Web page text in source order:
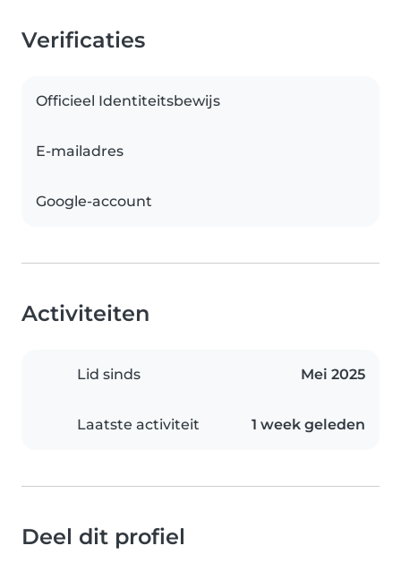
Verificaties
Officieel Identiteitsbewijs
E-mailadres
Google-account
Activiteiten
Lid sinds Mei 2025
Laatste activiteit 1 week geleden
Deel dit profiel